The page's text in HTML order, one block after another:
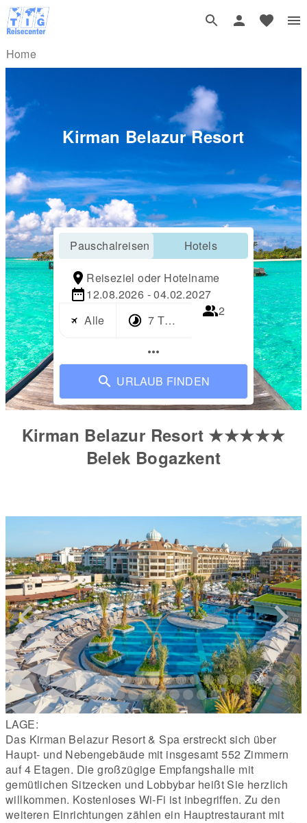
Home
Kirman Belazur Resort
Pauschalreisen Hotels
Reiseziel oder Hotelname
12.08.2026 - 04.02.2027
Alle
7 Tage
2
more_horiz
URLAUB FINDEN
Kirman Belazur Resort ★★★★★
Belek Bogazkent
LAGE:
Das Kirman Belazur Resort & Spa erstreckt sich über
Haupt- und Nebengebäude mit insgesamt 552 Zimmern
auf 4 Etagen. Die großzügige Empfangshalle mit
gemütlichen Sitzecken und Lobbybar heißt Sie herzlich
willkommen. Kostenloses Wi-Fi ist inbegriffen. Zu den
weiteren Einrichtungen zählen ein Hauptrestaurant mit